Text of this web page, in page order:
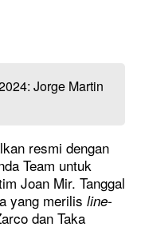
Jorge Martin
resmi dengan
Team untuk
Joan Mir. Tanggal
yang merilis line-
dan Taka